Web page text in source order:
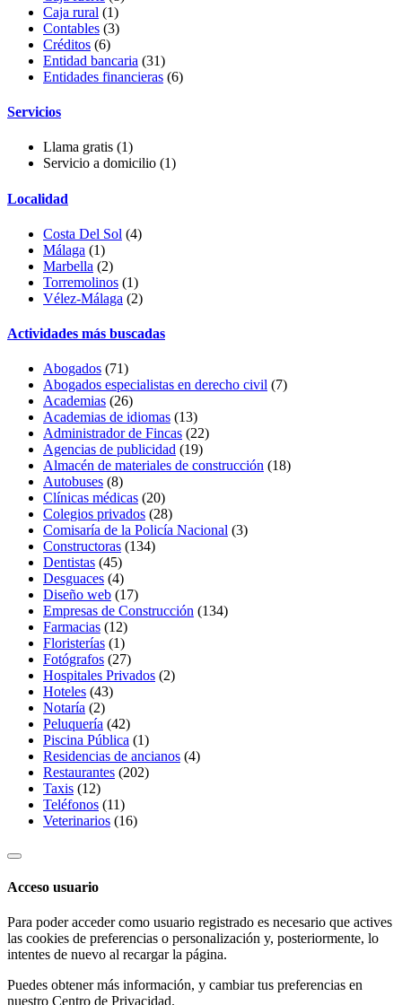
Caja rural (1)
Contables (3)
Créditos (6)
Entidad bancaria (31)
Entidades financieras (6)
Servicios
Llama gratis (1)
Servicio a domicilio (1)
Localidad
Costa Del Sol (4)
Málaga (1)
Marbella (2)
Torremolinos (1)
Vélez-Málaga (2)
Actividades más buscadas
Abogados (71)
Abogados especialistas en derecho civil (7)
Academias (26)
Academias de idiomas (13)
Administrador de Fincas (22)
Agencias de publicidad (19)
Almacén de materiales de construcción (18)
Autobuses (8)
Clínicas médicas (20)
Colegios privados (28)
Comisaría de la Policía Nacional (3)
Constructoras (134)
Dentistas (45)
Desguaces (4)
Diseño web (17)
Empresas de Construcción (134)
Farmacias (12)
Floristerías (1)
Fotógrafos (27)
Hospitales Privados (2)
Hoteles (43)
Notaría (2)
Peluquería (42)
Piscina Pública (1)
Residencias de ancianos (4)
Restaurantes (202)
Taxis (12)
Teléfonos (11)
Veterinarios (16)
Acceso usuario
Para poder acceder como usuario registrado es necesario que actives
las cookies de preferencias o personalización y, posteriormente, lo
intentes de nuevo al recargar la página.
Puedes obtener más información, y cambiar tus preferencias en
nuestro Centro de Privacidad.